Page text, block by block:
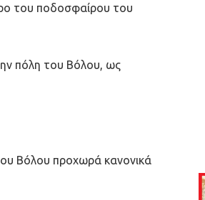
του ποδοσφαίρου του
πόλη του Βόλου, ως
Βόλου προχωρά κανονικά